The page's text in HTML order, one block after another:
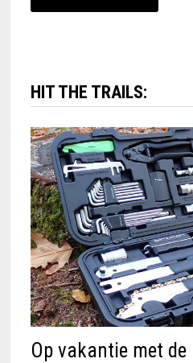
HIT THE TRAILS:
Op vakantie met de